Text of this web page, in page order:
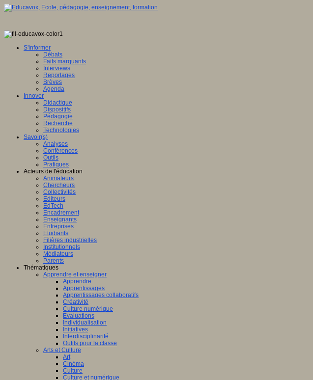
S'informer
Débats
Faits marquants
Interviews
Reportages
Brèves
Agenda
Innover
Didactique
Dispositifs
Pédagogie
Recherche
Technologies
Savoir(s)
Analyses
Conférences
Outils
Pratiques
Acteurs de l'éducation
Animateurs
Chercheurs
Collectivités
Editeurs
EdTech
Encadrement
Enseignants
Entreprises
Etudiants
Filières industrielles
Institutionnels
Médiateurs
Parents
Thématiques
Apprendre et enseigner
Apprendre
Apprentissages
Apprentissages collaboratifs
Créativité
Culture numérique
Evaluations
Individualisation
Initiatives
Interdisciplinarité
Outils pour la classe
Arts et Culture
Art
Cinéma
Culture
Culture et numérique